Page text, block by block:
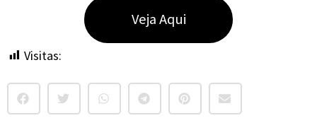
Veja Aqui
Visitas: